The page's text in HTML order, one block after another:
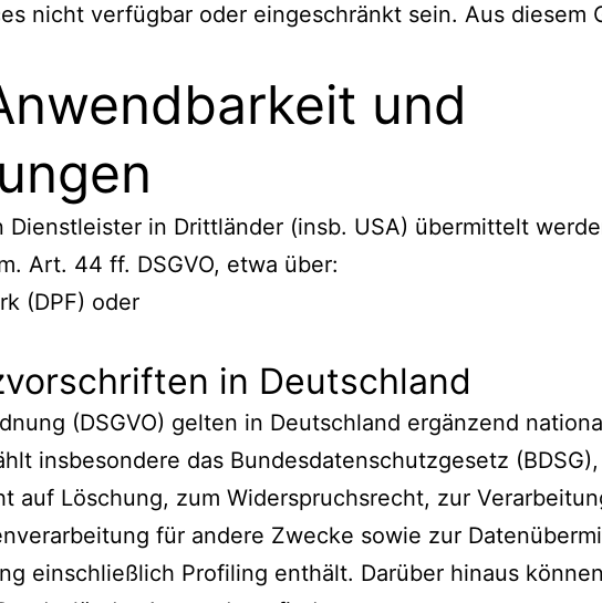
nicht verfügbar oder eingeschränkt sein. Aus diesem
und
Dienstleister in Drittländer (insb. USA) übermittelt
Art. 44 ff. DSGVO, etwa über:
(DPF) oder
in Deutschland
(DSGVO) gelten in Deutschland ergänzend
insbesondere das Bundesdatenschutzgesetz
auf Löschung, zum Widerspruchsrecht, zur
für andere Zwecke sowie zur
einschließlich Profiling enthält. Darüber hinaus